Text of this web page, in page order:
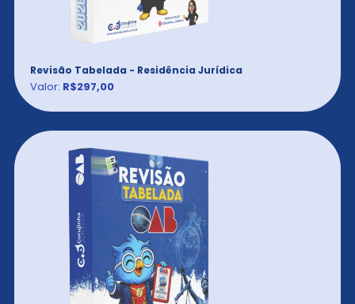
Revisão Tabelada - Residência Jurídica
Valor: R$297,00